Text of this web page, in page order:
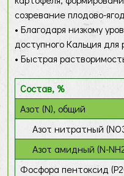
созревание плодово-
• Благодаря низкому
доступного Кальция для
• Быстрая
Состав, %
Азот (N), общий
Азот нитратный
Азот амидный (N-
Фосфора пентоксид